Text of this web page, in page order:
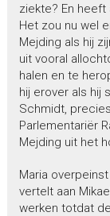
ziekte? En
Het zou nu wel
Mejding als hij
uit vooral
halen en te
hij erover als hij
Schmidt,
Parlementariër
Mejding uit het
Maria
vertelt aan
werken totdat